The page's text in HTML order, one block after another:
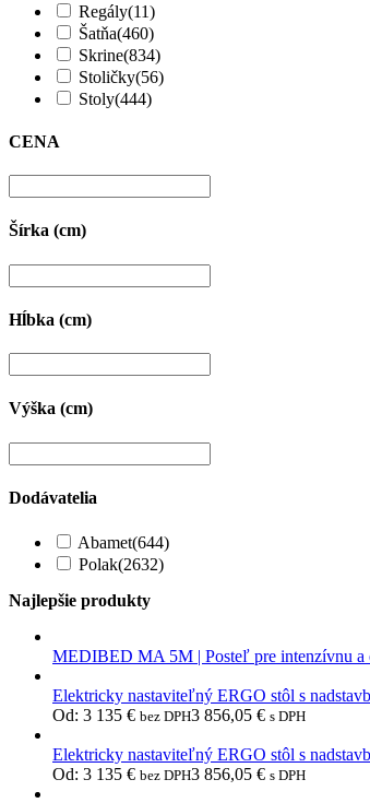
Regály(11)
Šatňa(460)
Skrine(834)
Stoličky(56)
Stoly(444)
CENA
Šírka (cm)
Hĺbka (cm)
Výška (cm)
Dodávatelia
Abamet(644)
Polak(2632)
Najlepšie produkty
MEDIBED MA 5M | Posteľ pre intenzívnu a
Elektricky nastaviteľný ERGO stôl s
Od: 3 135 € bez DPH3 856,05 € s DPH
Elektricky nastaviteľný ERGO stôl s
Od: 3 135 € bez DPH3 856,05 € s DPH